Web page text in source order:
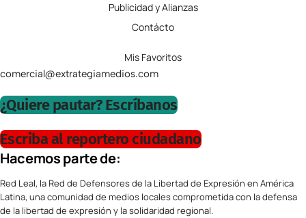
Publicidad y Alianzas
Contácto
Mis Favoritos
comercial@extrategiamedios.com
¿Quiere pautar? Escríbanos
Escriba al reportero ciudadano
Hacemos parte de:
Red Leal, la Red de Defensores de la Libertad de Expresión en América
Latina, una comunidad de medios locales comprometida con la defensa
de la libertad de expresión y la solidaridad regional.